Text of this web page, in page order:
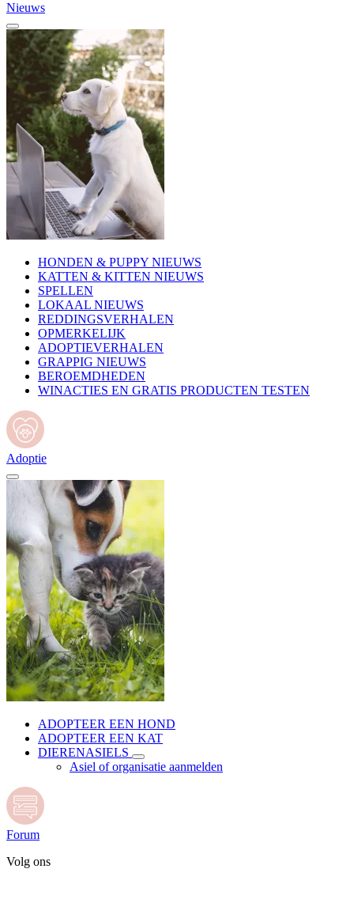
Nieuws
HONDEN & PUPPY NIEUWS
KATTEN & KITTEN NIEUWS
SPELLEN
LOKAAL NIEUWS
REDDINGSVERHALEN
OPMERKELIJK
ADOPTIEVERHALEN
GRAPPIG NIEUWS
BEROEMDHEDEN
WINACTIES EN GRATIS PRODUCTEN TESTEN
Adoptie
ADOPTEER EEN HOND
ADOPTEER EEN KAT
DIERENASIELS
Asiel of organisatie aanmelden
Forum
Volg ons